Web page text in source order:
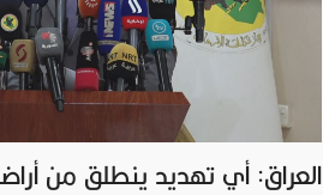
العراق: أي تهديد ينطلق من